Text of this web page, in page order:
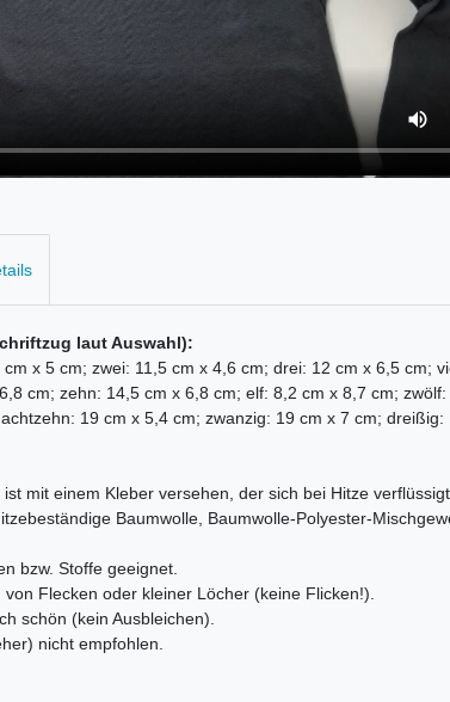
laut Auswahl):
x 5 cm; zwei: 11,5 cm x 4,6 cm; drei: 12 cm x 6,5
cm; zehn: 14,5 cm x 6,8 cm; elf: 8,2 cm x 8,7 cm;
19 cm x 5,4 cm; zwanzig: 19 cm x 7 cm; dreißig:
mit einem Kleber versehen, der sich bei Hitze
Baumwolle, Baumwolle-Polyester-
bzw. Stoffe geeignet.
Flecken oder kleiner Löcher (keine Flicken!).
schön (kein Ausbleichen).
nicht empfohlen.